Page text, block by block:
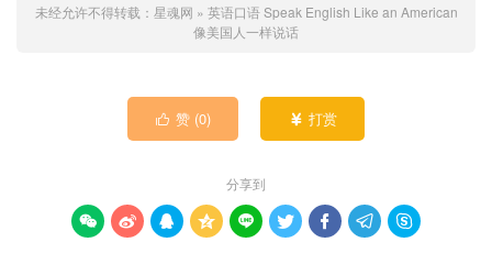
未经允许不得转载： 星魂网 » 英语口语 Speak English Like an American
像美国人一样说话
 赞 (0)  打赏
分享到
        